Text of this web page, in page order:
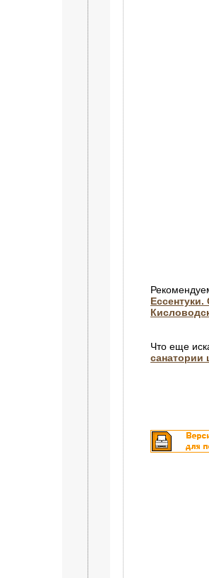
Что еще
санатории